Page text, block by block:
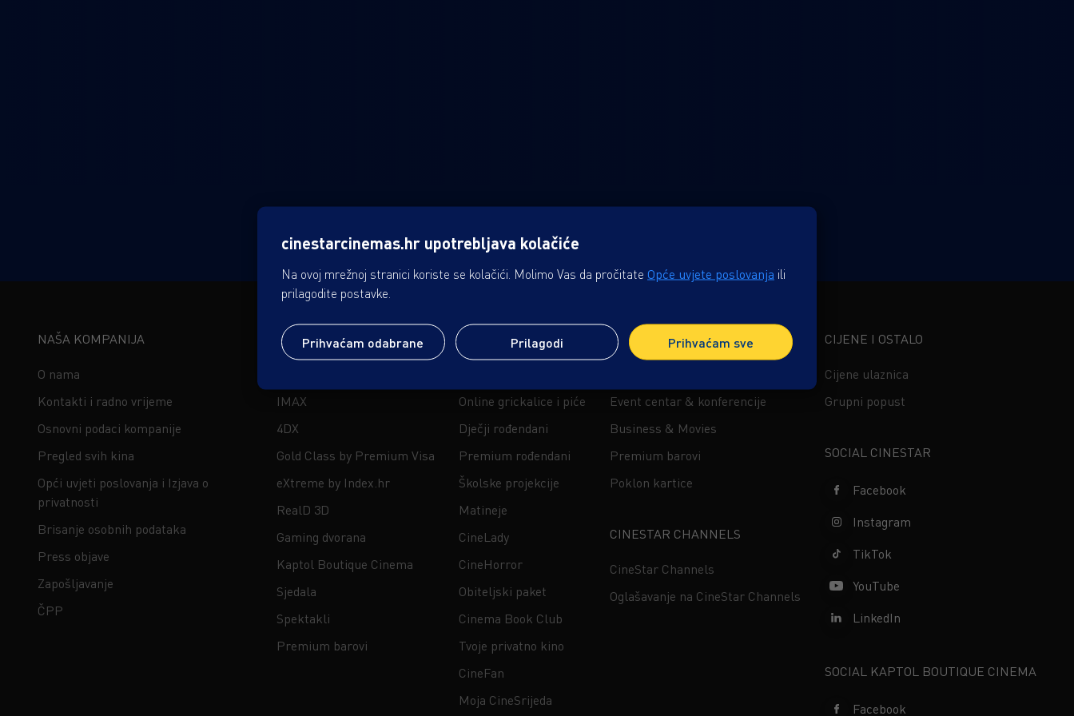
NAŠA KOMPANIJA
O nama
Kontakti i radno vrijeme
Osnovni podaci kompanije
Pregled svih kina
Opći uvjeti poslovanja i Izjava o
privatnosti
Brisanje osobnih podataka
Press objave
Zapošljavanje
ČPP
PREMIUM DOŽIVLJAJ
IMAX
4DX
Gold Class by Premium Visa
eXtreme by Index.hr
RealD 3D
Gaming dvorana
Kaptol Boutique Cinema
Sjedala
Spektakli
Premium barovi
USLUGE
Online grickalice i piće
Dječji rođendani
Premium rođendani
Školske projekcije
Matineje
CineLady
CineHorror
Obiteljski paket
Cinema Book Club
Tvoje privatno kino
CineFan
Moja CineSrijeda
B2B
Event centar & konferencije
Business & Movies
Premium barovi
Poklon kartice
CINESTAR CHANNELS
CineStar Channels
Oglašavanje na CineStar Channels
CIJENE I OSTALO
Cijene ulaznica
Grupni popust
SOCIAL CINESTAR
Facebook
Instagram
TikTok
YouTube
LinkedIn
SOCIAL KAPTOL BOUTIQUE CINEMA
Facebook
cinestarcinemas.hr upotrebljava kolačiće
Na ovoj mrežnoj stranici koriste se kolačići. Molimo Vas da pročitate Opće uvjete poslovanja ili
prilagodite postavke.
Prihvaćam odabrane Prilagodi Prihvaćam sve